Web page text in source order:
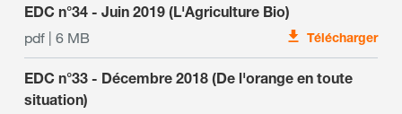
EDC n°34 - Juin 2019 (L'Agriculture Bio)
pdf | 6 MB
Télécharger
EDC n°33 - Décembre 2018 (De l'orange en toute
situation)